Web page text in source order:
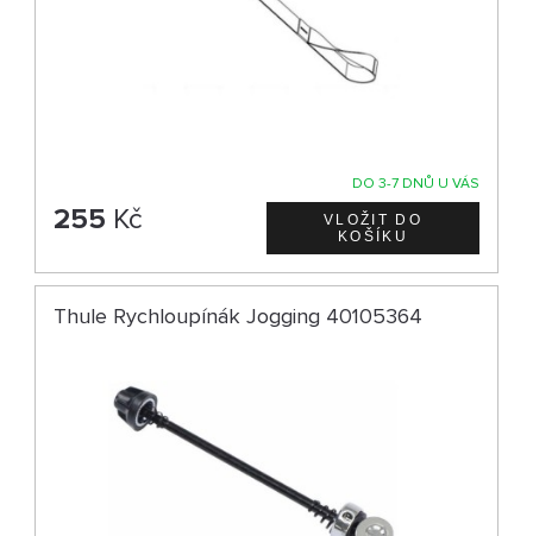
DO 3-7 DNŮ U VÁS
255 Kč
Thule Rychloupínák Jogging 40105364